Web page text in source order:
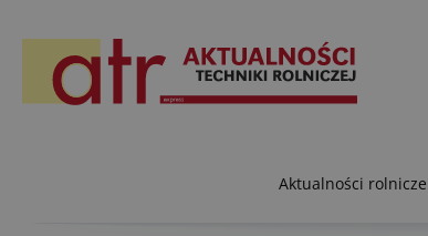
Aktualności rolnicze